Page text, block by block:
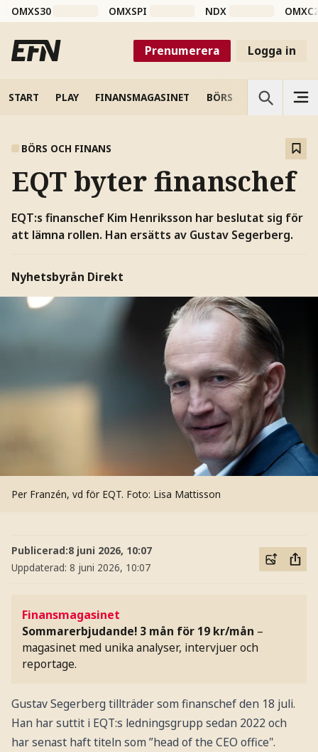
OMXS30 OMXSPI NDX
Prenumerera Logga in
START PLAY FINANSMAGASINET BÖRS VETENSKAP
BÖRS OCH FINANS
EQT byter finanschef
EQT:s finanschef Kim Henriksson har beslutat sig för
att lämna rollen. Han ersätts av Gustav Segerberg.
Nyhetsbyrån Direkt
Per Franzén, vd för EQT. Foto: Lisa Mattisson
Publicerad:8 juni 2026, 10:07
Uppdaterad: 8 juni 2026, 10:07
Finansmagasinet
Sommarerbjudande! 3 mån för 19 kr/mån –
magasinet med unika analyser, intervjuer och
reportage.
Gustav Segerberg tillträder som finanschef den 18 juli.
Han har suttit i EQT:s ledningsgrupp sedan 2022 och
har senast haft titeln som ”head of the CEO office".